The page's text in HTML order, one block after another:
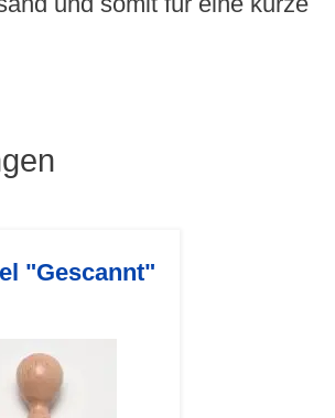
"Gescannt"